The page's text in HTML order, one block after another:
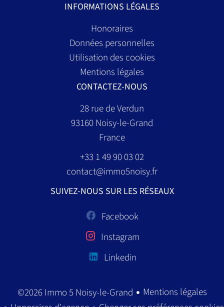
INFORMATIONS LÉGALES
Honoraires
Données personnelles
Utilisation des cookies
Mentions légales
CONTACTEZ-NOUS
28 rue de Verdun
93160Noisy-le-Grand
France
+33 1 49 90 03 02
contact@immo5noisy.fr
SUIVEZ-NOUS SUR LES RÉSEAUX
Facebook
Instagram
Linkedin
©2026 Immo 5 Noisy-le-Grand
Mentions légales